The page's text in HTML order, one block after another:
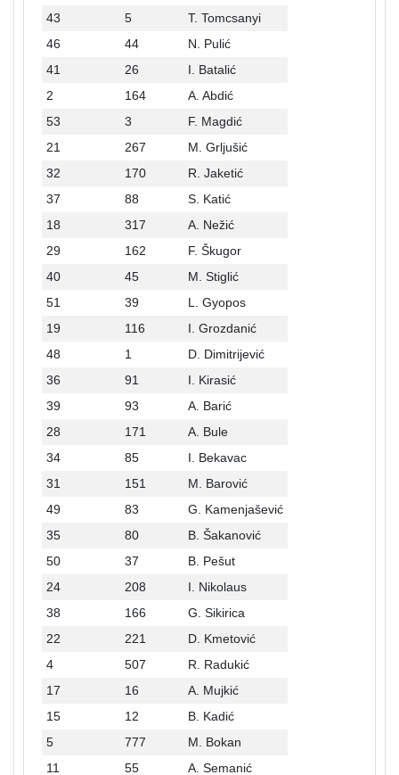
43
5
T. Tomcsanyi
46
44
N. Pulić
41
26
I. Batalić
2
164
A. Abdić
53
3
F. Magdić
21
267
M. Grljušić
32
170
R. Jaketić
37
88
S. Katić
18
317
A. Nežić
29
162
F. Škugor
40
45
M. Stiglić
51
39
L. Gyopos
19
116
I. Grozdanić
48
1
D. Dimitrijević
36
91
I. Kirasić
39
93
A. Barić
28
171
A. Bule
34
85
I. Bekavac
31
151
M. Barović
49
83
G. Kamenjašević
35
80
B. Šakanović
50
37
B. Pešut
24
208
I. Nikolaus
38
166
G. Sikirica
22
221
D. Kmetović
4
507
R. Radukić
17
16
A. Mujkić
15
12
B. Kadić
5
777
M. Bokan
11
55 A. Semanić